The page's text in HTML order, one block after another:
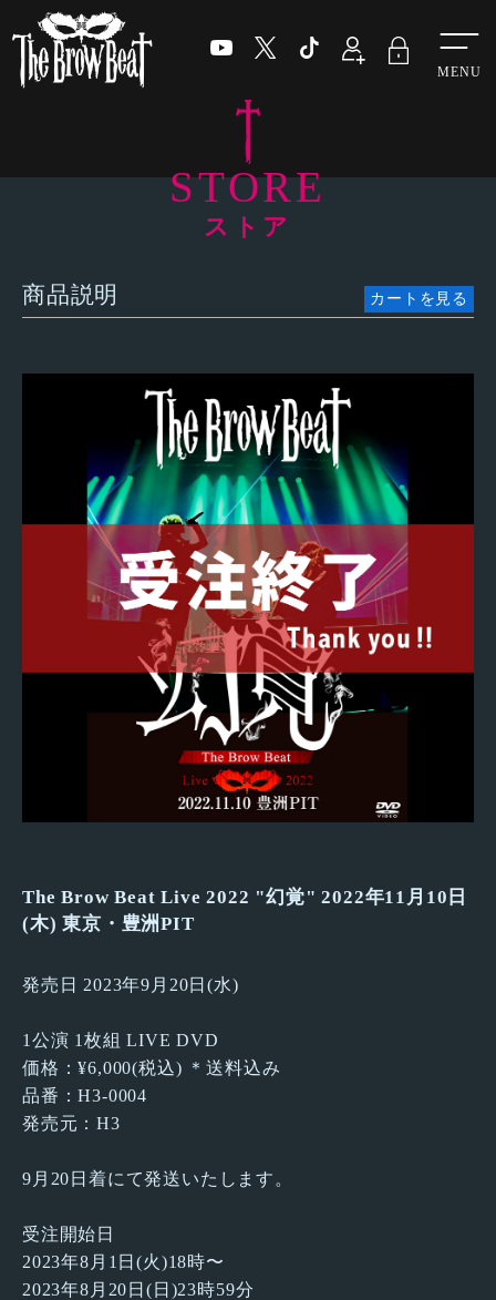
STORE
ストア
商品説明 カートを見る
The Brow Beat Live 2022 "幻覚" 2022年11月10日
(木) 東京・豊洲PIT
発売日 2023年9月20日(水)
1公演 1枚組 LIVE DVD
価格：¥6,000(税込) ＊送料込み
品番：H3-0004
発売元：H3
9月20日着にて発送いたします。
受注開始日
2023年8月1日(火)18時〜
2023年8月20日(日)23時59分